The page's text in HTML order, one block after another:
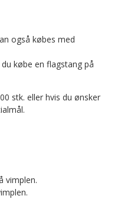
også købes med
købe en flagstang på
stk. eller hvis du ønsker
vimplen.